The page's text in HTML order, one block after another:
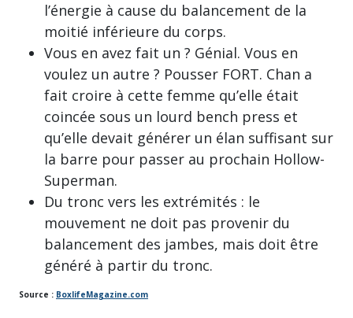
l’énergie à cause du balancement de la
moitié inférieure du corps.
Vous en avez fait un ? Génial. Vous en
voulez un autre ? Pousser FORT. Chan a
fait croire à cette femme qu’elle était
coincée sous un lourd bench press et
qu’elle devait générer un élan suffisant sur
la barre pour passer au prochain Hollow-
Superman.
Du tronc vers les extrémités : le
mouvement ne doit pas provenir du
balancement des jambes, mais doit être
généré à partir du tronc.
Source : BoxlifeMagazine.com